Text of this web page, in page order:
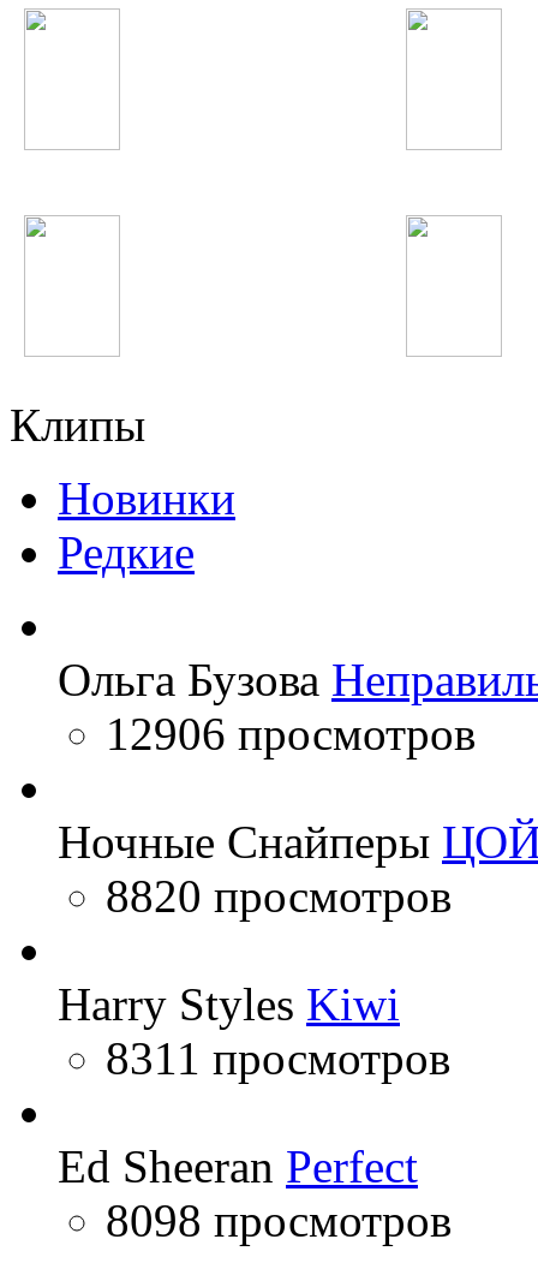
Клипы
Новинки
Редкие
Ольга Бузова
12906 просмотров
Ночные Снайперы
8820 просмотров
Harry Styles Kiwi
8311 просмотров
Ed Sheeran Perfect
8098 просмотров